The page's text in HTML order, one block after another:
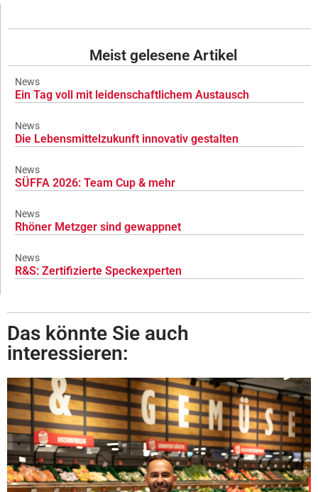
Meist gelesene Artikel
News
Ein Tag voll mit leidenschaftlichem Austausch
News
Die Lebensmittelzukunft innovativ gestalten
News
SÜFFA 2026: Team Cup & mehr
News
Rhöner Metzger sind gewappnet
News
R&S: Zertifizierte Speckexperten
Das könnte Sie auch
interessieren: